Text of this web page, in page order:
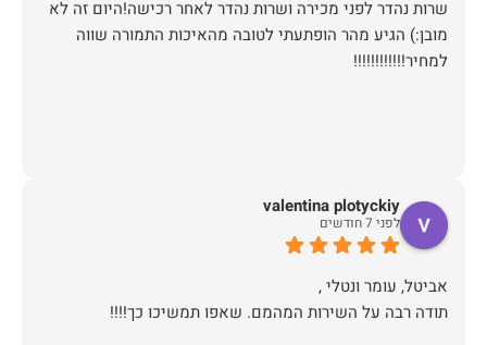
שרות נהדר לפני מכירה ושרות נהדר לאחר רכישה!היום זה לא
מובן:) הגיע מהר הופתעתי לטובה מהאיכות התמורה שווה
למחיר!!!!!!!!!!!!
valentina plotyckiy
לפני 7 חודשים
תודה רבה על השירות המהמם. שאפו תמשיכו כך!!!!